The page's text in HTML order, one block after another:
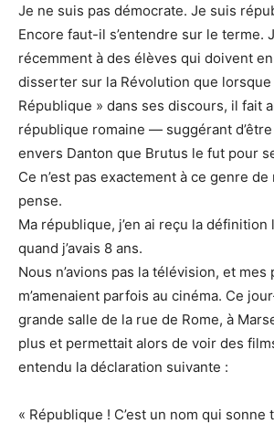
Je ne suis pas démocrate. Je suis
Encore faut-il s’entendre sur le terme.
récemment à des élèves qui doivent en
disserter sur la Révolution que
République » dans ses discours, il fait
république romaine — suggérant
envers Danton que Brutus le fut pour
Ce n’est pas exactement à ce genre
pense.
Ma république, j’en ai reçu la définition
quand j’avais 8 ans.
Nous n’avions pas la télévision, et mes
m’amenaient parfois au cinéma. Ce
grande salle de la rue de Rome, à
plus et permettait alors de voir des
entendu la déclaration suivante :
« République ! C’est un nom qui